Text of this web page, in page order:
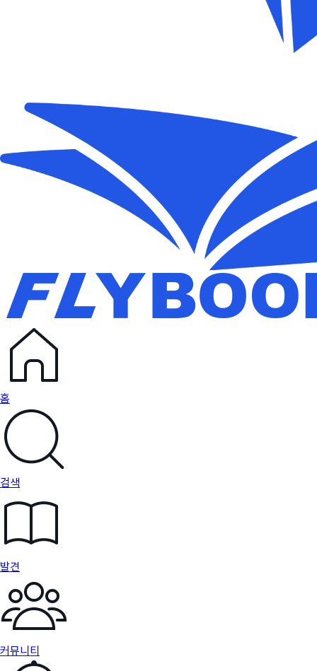
홈
검색
발견
커뮤니티